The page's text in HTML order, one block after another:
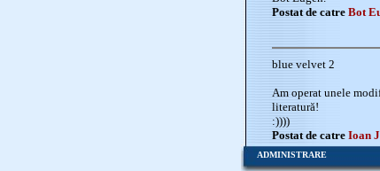
Postat de catre Bot
blue velvet 2
Am operat unele
literatură!
:))))
Postat de catre Ioan
ADMINISTRARE